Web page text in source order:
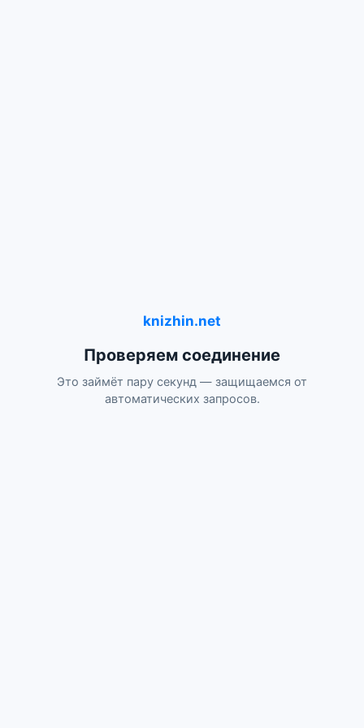
knizhin.net
Проверяем соединение
Это займёт пару секунд — защищаемся от
автоматических запросов.